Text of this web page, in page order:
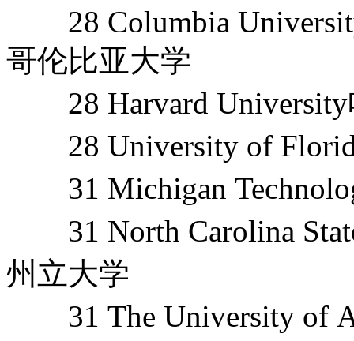
28 Columbia
哥伦比亚大学
28 Harvard University
28 University of
31 Michigan
31 North Carolina
州立大学
31 The University of